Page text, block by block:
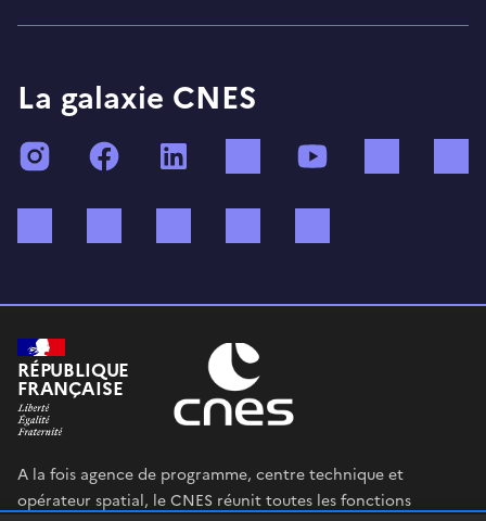
La galaxie CNES
InstagramFacebook TikTok
RÉPUBLIQUE
FRANÇAISE
A la fois agence de programme, centre technique et
opérateur spatial, le CNES réunit toutes les fonctions